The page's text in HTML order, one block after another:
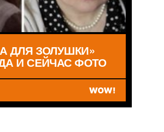
ДЛЯ ЗОЛУШКИ»
И СЕЙЧАС ФОТО
WOW!